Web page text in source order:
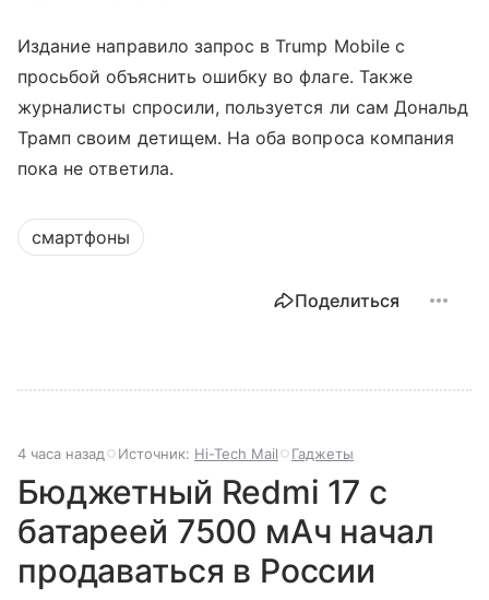
Издание направило запрос в Trump Mobile с
просьбой объяснить ошибку во флаге. Также
журналисты спросили, пользуется ли сам Дональд
Трамп своим детищем. На оба вопроса компания
пока не ответила.
смартфоны
Поделиться
4 часа назад Источник: Hi-Tech Mail Гаджеты
Бюджетный Redmi 17 с
батареей 7500 мАч начал
продаваться в России